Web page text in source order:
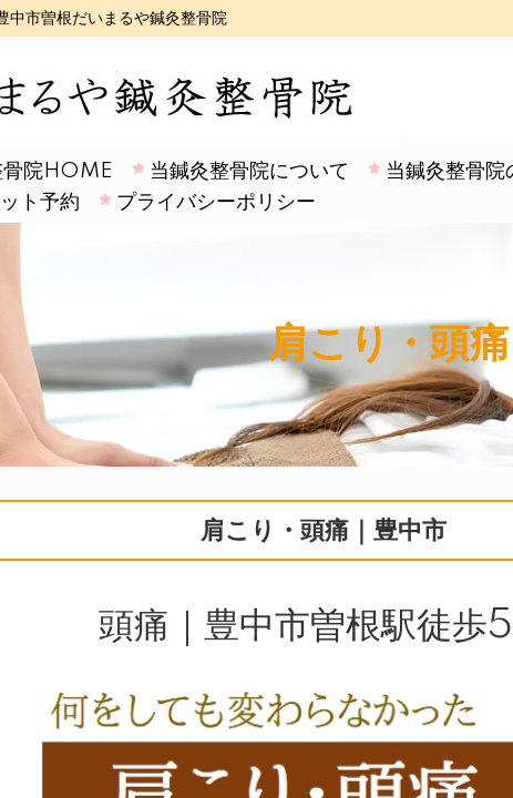
中市曽根だいまるや鍼灸整骨院
骨院HOME 当鍼灸整骨院について 当鍼灸整骨院
ト予約 プライバシーポリシー
肩こり・頭
肩こり・頭痛｜豊中市
頭痛｜豊中市曽根駅徒歩